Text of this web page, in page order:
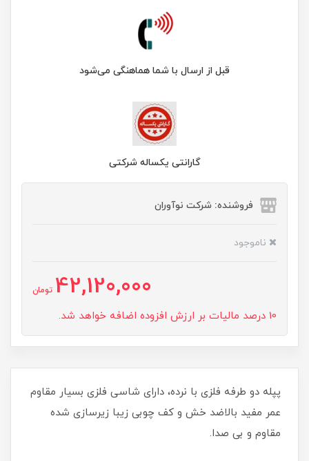
قبل از ارسال با شما هماهنگی می‌شود
گارانتی یکساله شرکتی
فروشنده: شرکت نوآوران
ناموجود
42,120,000 تومان
10 درصد مالیات بر ارزش افزوده اضافه خواهد شد.
پپله دو طرفه فلزی با نرده، دارای شاسی فلزی بسیار مقاوم
عمر مفید بالاضد خش و کف چوبی زیبا زیرسازی شده
مقاوم و بی صدا.